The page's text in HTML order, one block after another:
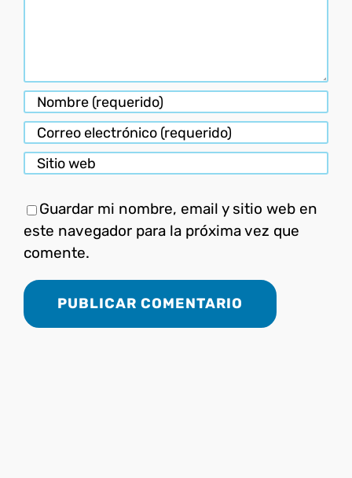
Guardar mi nombre, email y sitio web en
este navegador para la próxima vez que
comente.